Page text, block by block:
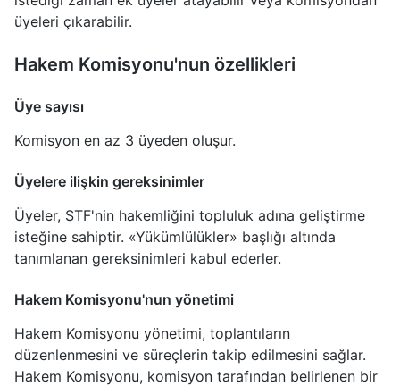
üyeleri çıkarabilir.
Hakem Komisyonu'nun özellikleri
Üye sayısı
Komisyon en az 3 üyeden oluşur.
Üyelere ilişkin gereksinimler
Üyeler, STF'nin hakemliğini topluluk adına geliştirme
isteğine sahiptir. «Yükümlülükler» başlığı altında
tanımlanan gereksinimleri kabul ederler.
Hakem Komisyonu'nun yönetimi
Hakem Komisyonu yönetimi, toplantıların
düzenlenmesini ve süreçlerin takip edilmesini sağlar.
Hakem Komisyonu, komisyon tarafından belirlenen bir